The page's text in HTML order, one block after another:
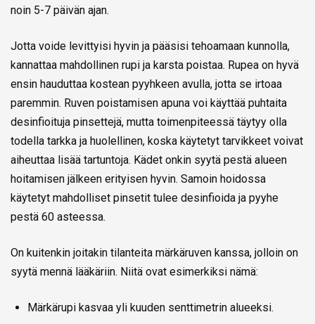
noin 5-7 päivän ajan.
Jotta voide levittyisi hyvin ja pääsisi tehoamaan kunnolla,
kannattaa mahdollinen rupi ja karsta poistaa. Rupea on hyvä
ensin hauduttaa kostean pyyhkeen avulla, jotta se irtoaa
paremmin. Ruven poistamisen apuna voi käyttää puhtaita
desinfioituja pinsettejä, mutta toimenpiteessä täytyy olla
todella tarkka ja huolellinen, koska käytetyt tarvikkeet voivat
aiheuttaa lisää tartuntoja. Kädet onkin syytä pestä alueen
hoitamisen jälkeen erityisen hyvin. Samoin hoidossa
käytetyt mahdolliset pinsetit tulee desinfioida ja pyyhe
pestä 60 asteessa.
On kuitenkin joitakin tilanteita märkäruven kanssa, jolloin on
syytä mennä lääkäriin. Niitä ovat esimerkiksi nämä:
Märkärupi kasvaa yli kuuden senttimetrin alueeksi.